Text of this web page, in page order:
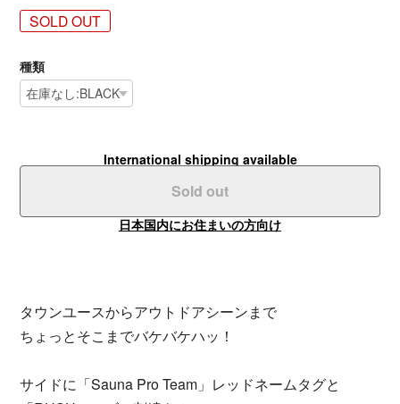
SOLD OUT
種類
International shipping available
Sold out
日本国内にお住まいの方向け
タウンユースからアウトドアシーンまで
ちょっとそこまでバケバケハッ！
サイドに「Sauna Pro Team」レッドネームタグと